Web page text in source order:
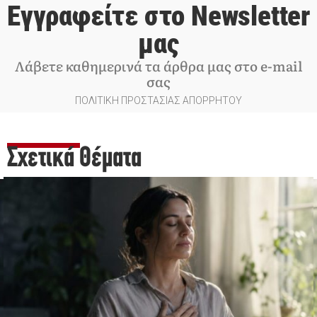
Εγγραφείτε στο Newsletter
μας
Λάβετε καθημερινά τα άρθρα μας στο e-mail
σας
ΠΟΛΙΤΙΚΗ ΠΡΟΣΤΑΣΙΑΣ ΑΠΟΡΡΗΤΟΥ
Σχετικά Θέματα